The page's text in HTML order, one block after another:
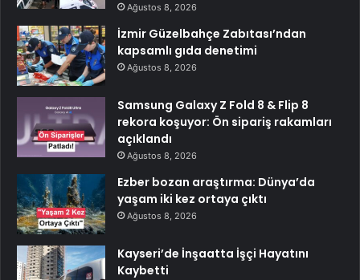
Ağustos 8, 2026
İzmir Güzelbahçe Zabıtası’ndan
kapsamlı gıda denetimi
Ağustos 8, 2026
Samsung Galaxy Z Fold 8 & Flip 8
rekora koşuyor: Ön sipariş rakamları
açıklandı
Ağustos 8, 2026
Ezber bozan araştırma: Dünya’da
yaşam iki kez ortaya çıktı
Ağustos 8, 2026
Kayseri’de İnşaatta İşçi Hayatını
Kaybetti